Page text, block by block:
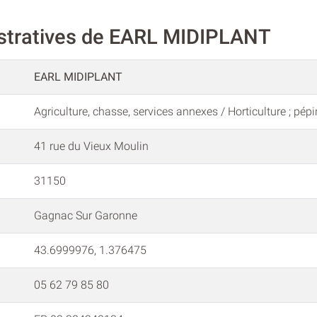
de EARL MIDIPLANT
EARL MIDIPLANT
Agriculture, chasse, services annexes / Horticulture ;
41 rue du Vieux Moulin
31150
Gagnac Sur Garonne
43.6999976, 1.376475
05 62 79 85 80